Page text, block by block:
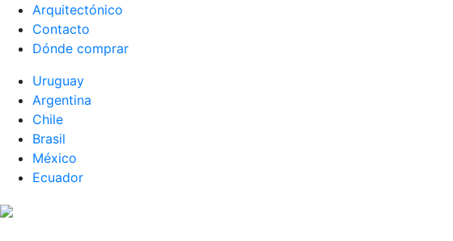
Arquitectónico
Contacto
Dónde comprar
Uruguay
Argentina
Chile
Brasil
México
Ecuador